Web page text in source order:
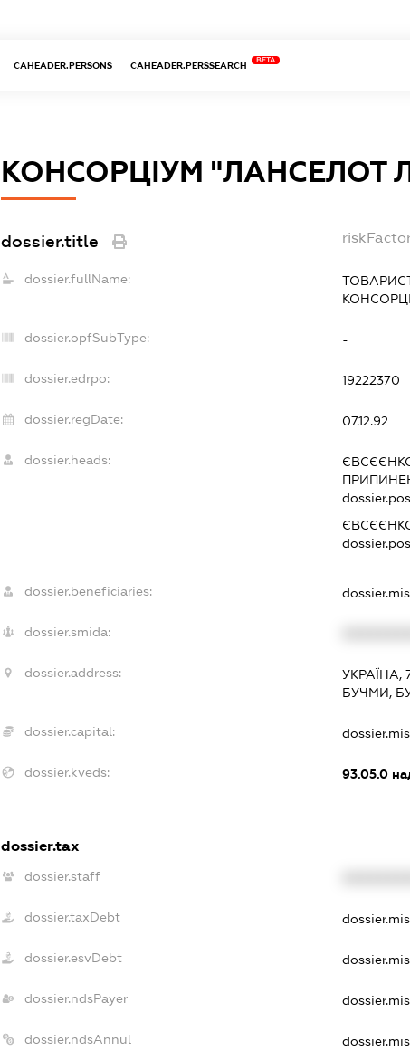
CAHEADER.PERSONS CAHEADER.PERSSEARCH
BETA
КОНСОРЦІУМ "ЛАНСЕЛОТ
dossier.title
dossier.fullName:
dossier.opfSubType: -
dossier.edrpo: 19222370
dossier.regDate: 07.12.92
dossier.heads:
dossier.beneficiaries:
dossier.smida:
dossier.address:
УКРАЇНА,
БУЧМИ,
dossier.capital:
dossier.kveds: 93.05.0
dossier.tax
dossier.staff
dossier.taxDebt
dossier.esvDebt
dossier.ndsPayer
dossier.ndsAnnul